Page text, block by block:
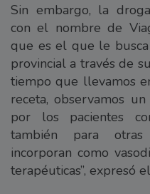
Sin embargo, la
con el nombre de
que es el que le
provincial a través de
tiempo que llevamos
receta, observamos
por los pacientes
también para
incorporan como
terapéuticas”, expresó